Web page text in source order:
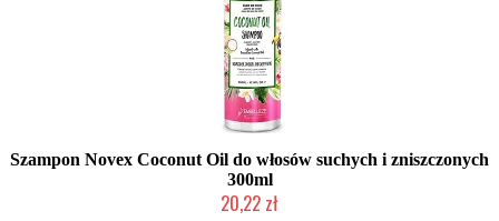
Szampon Novex Coconut Oil do włosów suchych i zniszczonych
300ml
20,22 zł